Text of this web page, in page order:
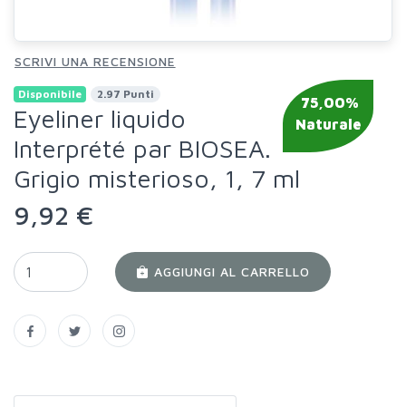
75,00%
Naturale
SCRIVI UNA RECENSIONE
Disponibile 2.97 Punti
Eyeliner liquido
Interprété par BIOSEA.
Grigio misterioso, 1, 7 ml
9,92 €
AGGIUNGI AL CARRELLO